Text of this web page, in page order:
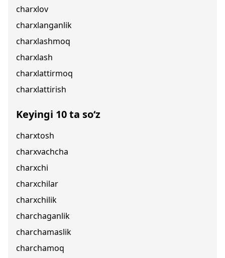
charxlov
charxlanganlik
charxlashmoq
charxlash
charxlattirmoq
charxlattirish
Keyingi 10 ta so‘z
charxtosh
charxvachcha
charxchi
charxchilar
charxchilik
charchaganlik
charchamaslik
charchamoq